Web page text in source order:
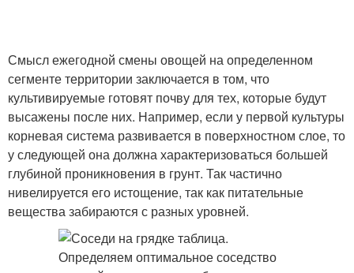
Смысл ежегодной смены овощей на определенном
сегменте территории заключается в том, что
культивируемые готовят почву для тех, которые будут
высажены после них. Например, если у первой культуры
корневая система развивается в поверхностном слое, то
у следующей она должна характеризоваться большей
глубиной проникновения в грунт. Так частично
нивелируется его истощение, так как питательные
вещества забираются с разных уровней.